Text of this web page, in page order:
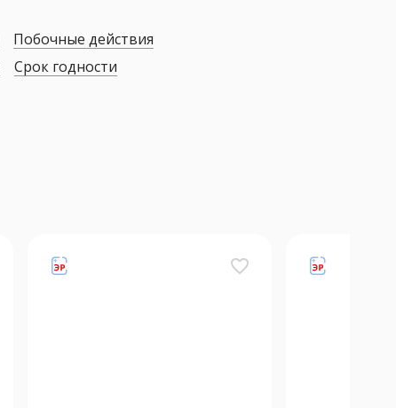
Побочные действия
Срок годности
favorite_border